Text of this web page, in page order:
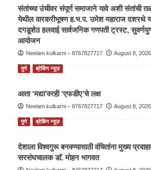
संतांच्या उंचीवर संपूर्ण समाजाने यावे अशी संतांची
येथील वारकरीभूषण ह.भ.प. उमेश महाराज दशरथे
दगडूशेठ हलवाई सार्वजनिक गणपती ट्रस्ट,
आयोजन
Neelam kulkarni – 8767827717 August 8, 2026
पुणे ब्रेकिंग न्यूज़
आता ‘मद्या’वरही ‘एफडीए’चे लक्ष
Neelam kulkarni – 8767827717 August 8, 2026
पुणे ब्रेकिंग न्यूज़
देशाला विश्वगुरू बनवण्यासाठी वंचितांना मुख्य
सरसंघचालक डाॅ. मोहन भागवत